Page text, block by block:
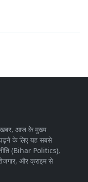
खबर, आज के मुख्य
के लिए यह सबसे
(Bihar Politics),
और क्राइम से